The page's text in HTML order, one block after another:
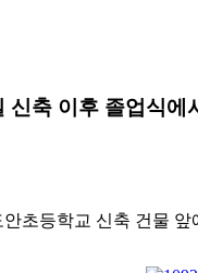
신축 이후 졸업식에
안초등학교 신축 건물